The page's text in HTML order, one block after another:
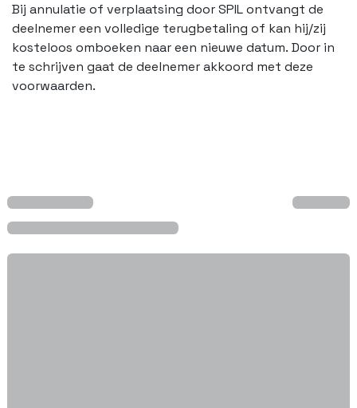
Bij annulatie of verplaatsing door SPIL ontvangt de
deelnemer een volledige terugbetaling of kan hij/zij
kosteloos omboeken naar een nieuwe datum. Door in
te schrijven gaat de deelnemer akkoord met deze
voorwaarden.